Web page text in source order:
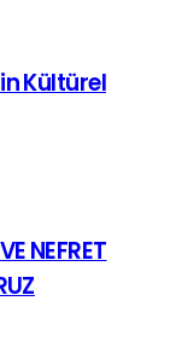
Kültürel
NEFRET